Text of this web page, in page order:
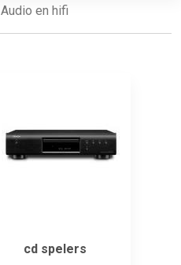
Audio en hifi
cd spelers